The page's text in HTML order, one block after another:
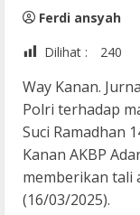
Ferdi ansyah
Dilihat :
240
Way Kanan.
Polri terhadap
Suci Ramadhan
Kanan AKBP
memberikan tali
(16/03/2025).